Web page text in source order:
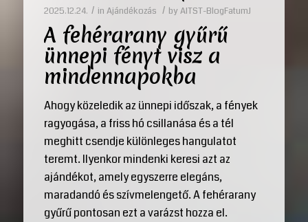
2025.12.24. / in Ajándékozás / by AITST-BlogFatumJ
A fehérarany gyűrű
ünnepi fényt visz a
mindennapokba
Ahogy közeledik az ünnepi időszak, a fények
ragyogása, a friss hó csillanása és a tél
meghitt csendje különleges hangulatot
teremt. Ilyenkor mindenki keresi azt az
ajándékot, amely egyszerre elegáns,
maradandó és szívmelengető. A fehérarany
gyűrű pontosan ezt a varázst hozza el.